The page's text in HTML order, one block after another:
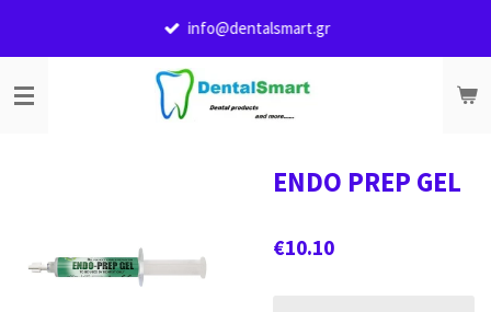
content
info@dentalsmart.gr
ENDO PREP GEL
€10.10